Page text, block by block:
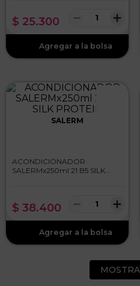
$ 25.300 ＋
－
SALERM
ACONDICIONADOR
SALERMx250ml 21 B5 SILK
$ 38.400 ＋
－